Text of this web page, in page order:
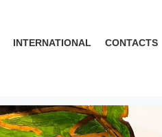
INTERNATIONAL CONTACTS